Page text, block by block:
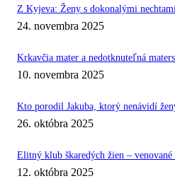
Z Kyjeva: Ženy s dokonalými
24. novembra 2025
Krkavčia mater a nedotknuteľná
10. novembra 2025
Kto porodil Jakuba, ktorý nenávidí
26. októbra 2025
Elitný klub škaredých žien – venované
12. októbra 2025